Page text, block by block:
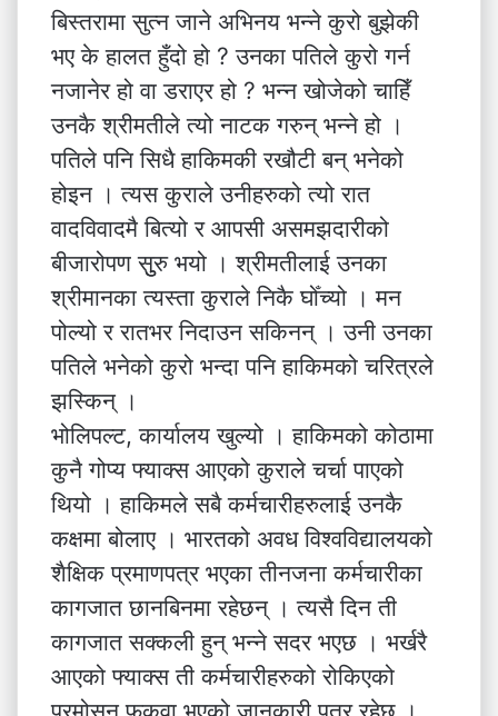
बिस्तरामा सुत्न जाने अभिनय भन्ने कुरो बुझेकी
भए के हालत हुँदो हो ? उनका पतिले कुरो गर्न
नजानेर हो वा डराएर हो ? भन्न खोजेको चाहिँ
उनकै श्रीमतीले त्यो नाटक गरुन् भन्ने हो ।
पतिले पनि सिधै हाकिमकी रखौटी बन् भनेको
होइन । त्यस कुराले उनीहरुको त्यो रात
वादविवादमै बित्यो र आपसी असमझदारीको
बीजारोपण सुुरु भयो । श्रीमतीलाई उनका
श्रीमानका त्यस्ता कुराले निकै घोँच्यो । मन
पोल्यो र रातभर निदाउन सकिनन् । उनी उनका
पतिले भनेको कुरो भन्दा पनि हाकिमको चरित्रले
झस्किन् ।
भोलिपल्ट, कार्यालय खुल्यो । हाकिमको कोठामा
कुनै गोप्य फ्याक्स आएको कुराले चर्चा पाएको
थियो । हाकिमले सबै कर्मचारीहरुलाई उनकै
कक्षमा बोलाए । भारतको अवध विश्वविद्यालयको
शैक्षिक प्रमाणपत्र भएका तीनजना कर्मचारीका
कागजात छानबिनमा रहेछन् । त्यसै दिन ती
कागजात सक्कली हुन् भन्ने सदर भएछ । भर्खरै
आएको फ्याक्स ती कर्मचारीहरुको रोकिएको